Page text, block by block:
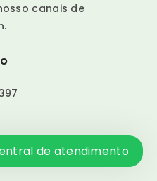
canais de
de atendimento